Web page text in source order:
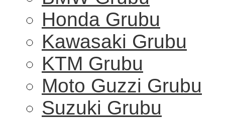
Honda Grubu
Kawasaki Grubu
KTM Grubu
Moto Guzzi Grubu
Suzuki Grubu